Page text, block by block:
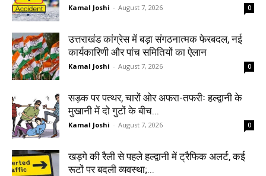
Kamal Joshi - August 7, 2026 0
उत्तराखंड कांग्रेस में बड़ा संगठनात्मक फेरबदल, नई
कार्यकारिणी और पांच समितियों का ऐलान
Kamal Joshi - August 7, 2026 0
सड़क पर पत्थर, चारों ओर अफरा-तफरीः हल्द्वानी के
मुखानी में दो गुटों के बीच...
Kamal Joshi - August 7, 2026 0
खड़गे की रैली से पहले हल्द्वानी में ट्रैफिक अलर्ट, कई
रूटों पर बदली व्यवस्था;...